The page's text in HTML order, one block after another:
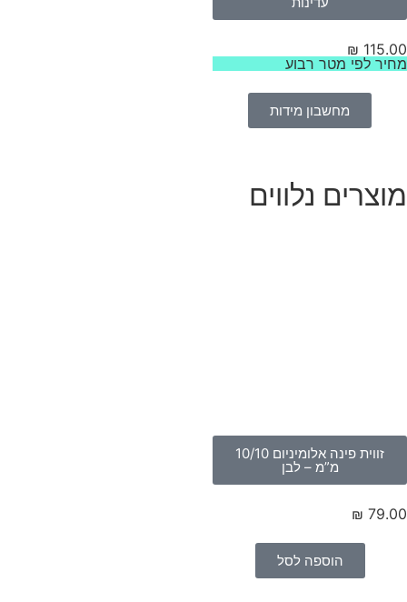
₪
לפי מטר רבוע
מחשבון מידות
נלווים
זווית פינה אלומיניום 10/10
מ”מ – לבן
₪
הוספה לסל